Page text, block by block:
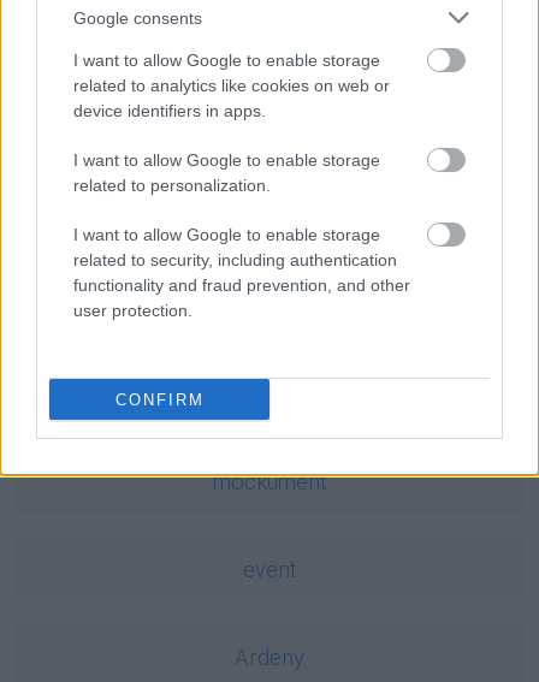
Google consents
I want to allow Google to enable storage
related to analytics like cookies on web or
device identifiers in apps.
I want to allow Google to enable storage
related to personalization.
I want to allow Google to enable storage
related to security, including authentication
functionality and fraud prevention, and other
user protection.
CONFIRM
jak Piłat w Credo— Jeszcze o Piłacie
karawaka— Skąd nazwa karawaka
—Precel i jego niejasne pochodzenie
Mogą Cię zainteresować również hasła
mockument
event
Ardeny